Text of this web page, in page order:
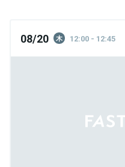
08/20 木 12:00 - 12:45